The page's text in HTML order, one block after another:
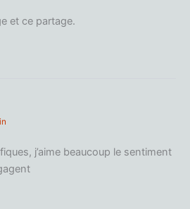
et ce partage.
j’aime beaucoup le sentiment